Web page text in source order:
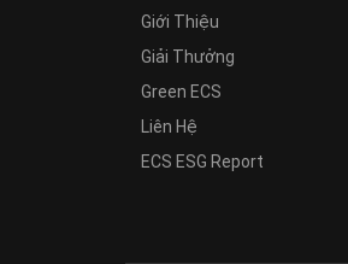
Giới Thiệu
Giải Thưởng
Green ECS
Liên Hệ
ECS ESG Report